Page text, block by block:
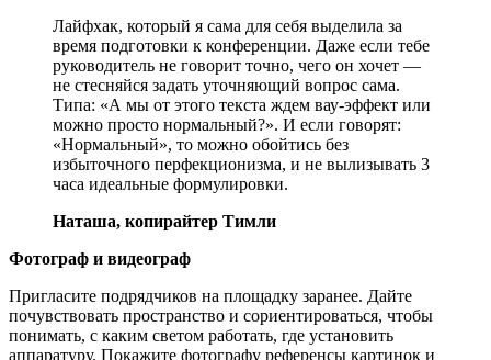
Лайфхак, который я сама для себя выделила за
время подготовки к конференции. Даже если тебе
руководитель не говорит точно, чего он хочет —
не стесняйся задать уточняющий вопрос сама.
Типа: «А мы от этого текста ждем вау-эффект или
можно просто нормальный?». И если говорят:
«Нормальный», то можно обойтись без
избыточного перфекционизма, и не вылизывать 3
часа идеальные формулировки.
Наташа, копирайтер Тимли
Фотограф и видеограф
Пригласите подрядчиков на площадку заранее. Дайте
почувствовать пространство и сориентироваться, чтобы
понимать, с каким светом работать, где установить
аппаратуру. Покажите фотографу референсы картинок и